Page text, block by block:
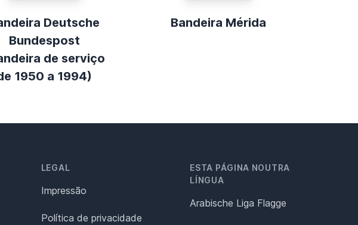
Deutsche
Bundespost
de serviço
1950 a 1994)
Bandeira Mérida
LEGAL
Impressão
Política de privacidade
ESTA PÁGINA NOUTRA
LÍNGUA
Arabische Liga Flagge